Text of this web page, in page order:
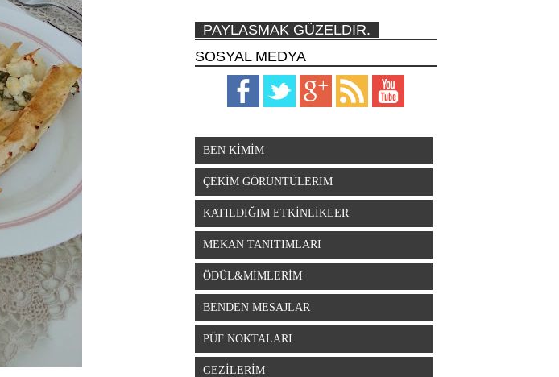
PAYLASMAK GÜZELDIR.
SOSYAL MEDYA
BEN KİMİM
ÇEKİM GÖRÜNTÜLERİM
KATILDIĞIM ETKİNLİKLER
MEKAN TANITIMLARI
ÖDÜL&MİMLERİM
BENDEN MESAJLAR
PÜF NOKTALARI
GEZİLERİM